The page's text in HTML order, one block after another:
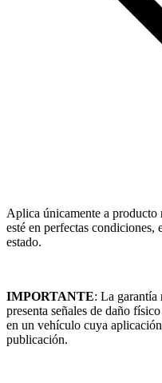
Aplica únicamente a
esté en perfectas condiciones,
estado.
IMPORTANTE: La garantía
presenta señales de daño
en un vehículo cuya
publicación.